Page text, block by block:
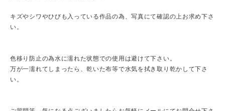
キズやシワやひびも入っている作品の為、写真にて確認の上お求め下さ
い。
色移り防止の為水に濡れた状態での使用は避けて下さい。
万が一濡れてしまったら、乾いた布等で水気を拭き取り乾かして下さ
い。